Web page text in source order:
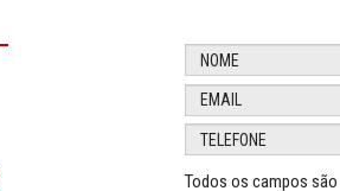
Todos os campos